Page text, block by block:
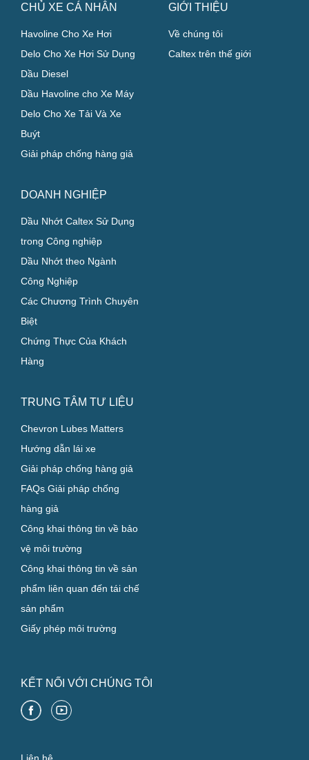
CHỦ XE CÁ NHÂN
Havoline Cho Xe Hơi
Delo Cho Xe Hơi Sử Dụng
Dầu Diesel
Dầu Havoline cho Xe Máy
Delo Cho Xe Tải Và Xe
Buýt
Giải pháp chống hàng giả
DOANH NGHIỆP
Dầu Nhớt Caltex Sử Dụng
trong Công nghiệp
Dầu Nhớt theo Ngành
Công Nghiệp
Các Chương Trình Chuyên
Biệt
Chứng Thực Của Khách
Hàng
TRUNG TÂM TƯ LIỆU
Chevron Lubes Matters
Hướng dẫn lái xe
Giải pháp chống hàng giả
FAQs Giải pháp chống
hàng giả
Công khai thông tin về bảo
vệ môi trường
Công khai thông tin về sản
phẩm liên quan đến tái chế
sản phẩm
Giấy phép môi trường
GIỚI THIỆU
Về chúng tôi
Caltex trên thế giới
KẾT NỐI VỚI CHÚNG TÔI